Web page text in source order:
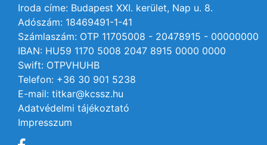
Iroda címe: Budapest XXI. kerület, Nap u. 8.
Adószám: 18469491-1-41
Számlaszám: OTP 11705008 - 20478915 - 00000000
IBAN: HU59 1170 5008 2047 8915 0000 0000
Swift: OTPVHUHB
Telefon: +36 30 901 5238
E-mail: titkar@kcssz.hu
Adatvédelmi tájékoztató
Impresszum